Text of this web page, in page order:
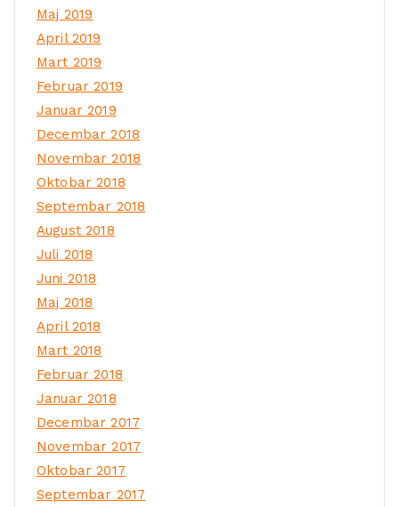
Maj 2019
April 2019
Mart 2019
Februar 2019
Januar 2019
Decembar 2018
Novembar 2018
Oktobar 2018
Septembar 2018
August 2018
Juli 2018
Juni 2018
Maj 2018
April 2018
Mart 2018
Februar 2018
Januar 2018
Decembar 2017
Novembar 2017
Oktobar 2017
Septembar 2017